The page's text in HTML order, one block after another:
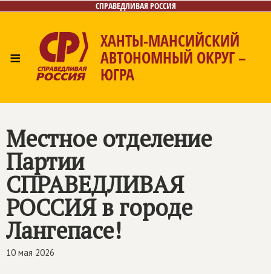
СПРАВЕДЛИВАЯ РОССИЯ
≡
ХАНТЫ-МАНСИЙСКИЙ
АВТОНОМНЫЙ ОКРУГ –
ЮГРА
Местное отделение
Партии
СПРАВЕДЛИВАЯ
РОССИЯв городе
Лангепасе!
10 мая 2026